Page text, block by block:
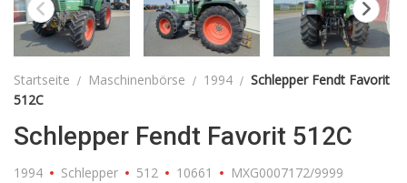
Startseite Maschinenbörse 1994
Schlepper Fendt Favorit
512C
Schlepper Fendt Favorit 512C
1994 Schlepper 512 10661 MXG0007172/9999